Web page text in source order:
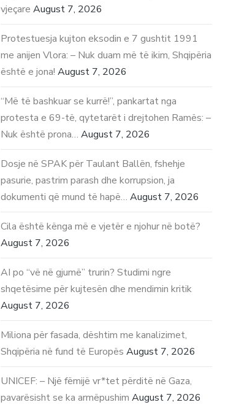
vjeçare August 7, 2026
Protestuesja kujton eksodin e 7 gushtit 1991
me anijen Vlora: – Nuk duam më të ikim, Shqipëria
është e jona! August 7, 2026
“Më të bashkuar se kurrë!”, pankartat nga
protesta e 69-të, qytetarët i drejtohen Ramës: –
Nuk është prona… August 7, 2026
Dosje në SPAK për Taulant Ballën, fshehje
pasurie, pastrim parash dhe korrupsion, ja
dokumenti që mund të hapë… August 7, 2026
Cila është kënga më e vjetër e njohur në botë?
August 7, 2026
AI po “vë në gjumë” trurin? Studimi ngre
shqetësime për kujtesën dhe mendimin kritik
August 7, 2026
Miliona për fasada, dështim me kanalizimet,
Shqipëria në fund të Europës August 7, 2026
UNICEF: – Një fëmijë vr*tet përditë në Gaza,
pavarësisht se ka armëpushim August 7, 2026